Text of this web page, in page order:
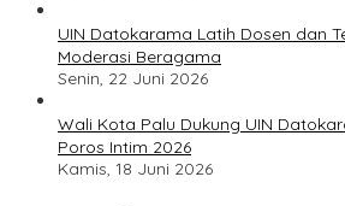
UIN Datokarama Latih Dosen dan
Moderasi Beragama
Senin, 22 Juni 2026
Wali Kota Palu Dukung UIN
Poros Intim 2026
Kamis, 18 Juni 2026